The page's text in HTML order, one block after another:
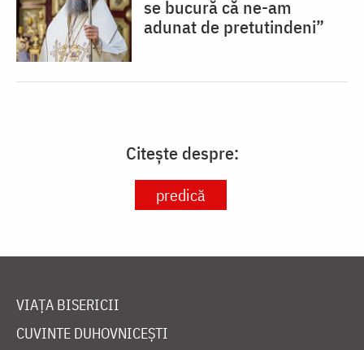
se bucură că ne-am
adunat de pretutindeni”
Citește despre:
predică
VIAȚA BISERICII
CUVINTE DUHOVNICEȘTI